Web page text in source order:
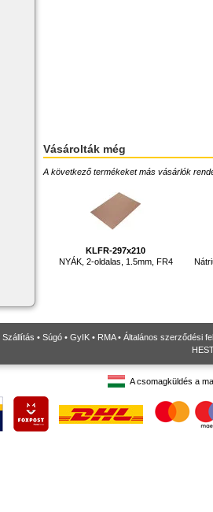
Vásárolták még
A következő termékeket más vásárlók
KLFR-297x210
NYÁK, 2-oldalas, 1.5mm, FR4
Szállítás • Súgó • GyIK • RMA• Általános szerződési
A csomagküldés a